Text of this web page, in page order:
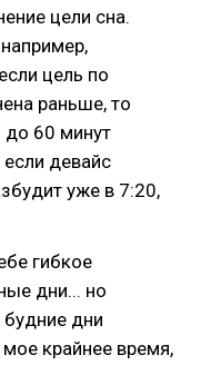
цели сна.
цель по
раньше, то
до 60 минут
девайс
уже в 7:20,
гибкое
дни... но
дни
крайнее время,